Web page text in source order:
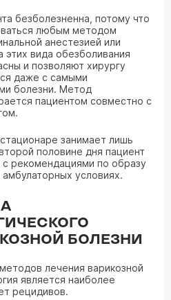
безболезненна, потому что
любым методом
анестезией или
вида обезболивания
и позволяют хирургу
даже с самыми
болезни. Метод
пациентом совместно с
занимает лишь
половине дня пациент
рекомендациями по образу
условиях.
БОЛЕЗНИ
лечения варикозной
является наиболее
рецидивов.